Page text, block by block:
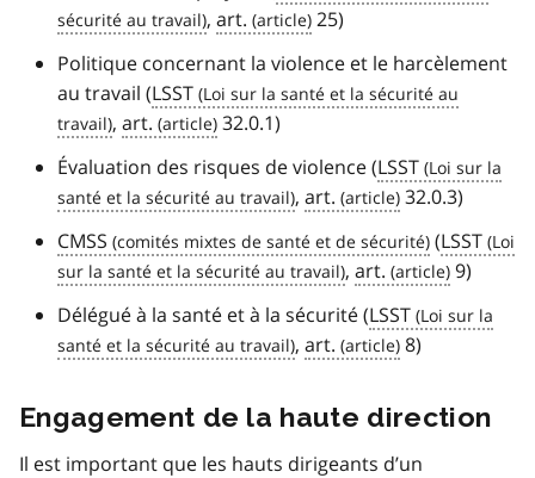
, art.
25)
Politique concernant la violence et le harcèlement
au travail (LSST
, art.
32.0.1)
Évaluation des risques de violence (LSST
, art.
32.0.3)
CMSS
(LSST
, art.
9)
Délégué à la santé et à la sécurité (LSST
, art. 8)
Engagement de la haute direction
Il est important que les hauts dirigeants d’un